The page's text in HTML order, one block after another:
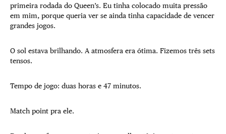
primeira rodada do Queen’s. Eu tinha colocado muita pressão
em mim, porque queria ver se ainda tinha capacidade de vencer
grandes jogos.
O sol estava brilhando. A atmosfera era ótima. Fizemos três sets
tensos.
Tempo de jogo: duas horas e 47 minutos.
Match point pra ele.